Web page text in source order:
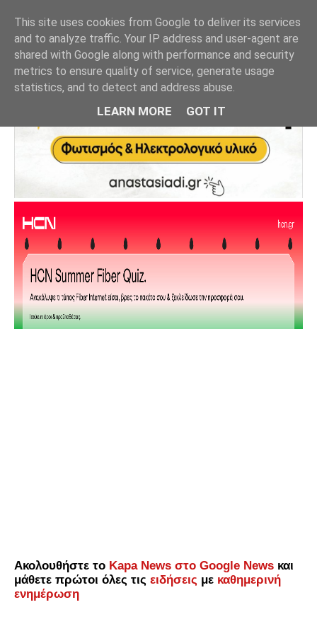
Ακολουθήστε το Kapa News στο Google News και
μάθετε πρώτοι όλες τις ειδήσεις με καθημερινή
ενημέρωση
This site uses cookies from Google to deliver its services
and to analyze traffic. Your IP address and user-agent are
shared with Google along with performance and security
metrics to ensure quality of service, generate usage
statistics, and to detect and address abuse.
LEARN MORE GOT IT